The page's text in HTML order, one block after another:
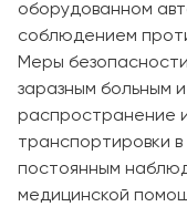
оборудованном
соблюдением
Меры
заразным больным
распространение
транспортировки
постоянным
медицинской